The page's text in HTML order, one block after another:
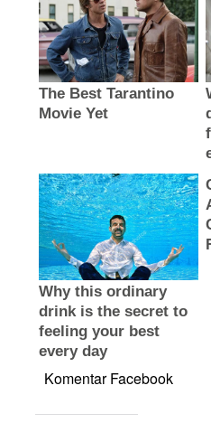
Komentar Facebook